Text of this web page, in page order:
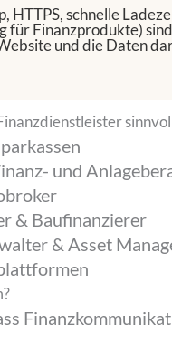
HTTPS, schnelle
für Finanzprodukte)
und die Daten
und
& Baufinanzierer
& Asset